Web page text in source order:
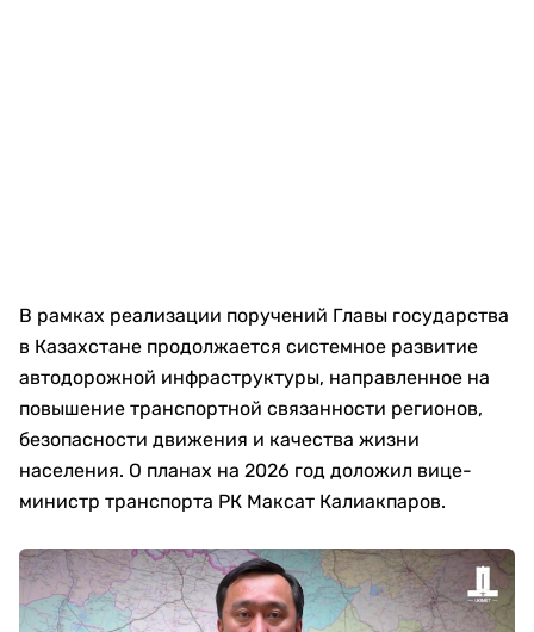
В рамках реализации поручений Главы государства
в Казахстане продолжается системное развитие
автодорожной инфраструктуры, направленное на
повышение транспортной связанности регионов,
безопасности движения и качества жизни
населения. О планах на 2026 год доложил вице-
министр транспорта РК Максат Калиакпаров.